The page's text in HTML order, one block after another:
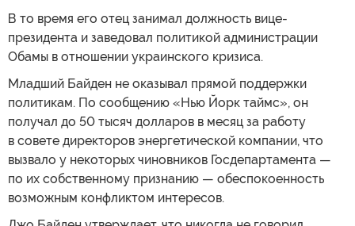
В то время его отец занимал должность вице-
президента и заведовал политикой администрации
Обамы в отношении украинского кризиса.
Младший Байден не оказывал прямой поддержки
политикам. По сообщению «Нью Йорк таймс», он
получал до 50 тысяч долларов в месяц за работу
в совете директоров энергетической компании, что
вызвало у некоторых чиновников Госдепартамента —
по их собственному признанию — обеспокоенность
возможным конфликтом интересов.